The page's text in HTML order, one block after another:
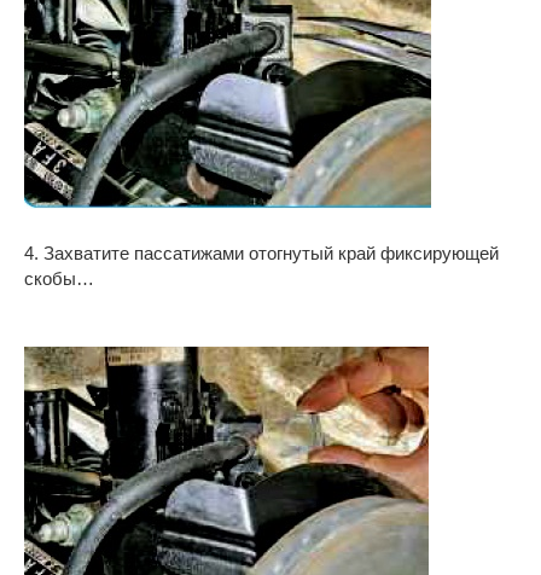
4. Захватите пассатижами отогнутый край фиксирующей
скобы…